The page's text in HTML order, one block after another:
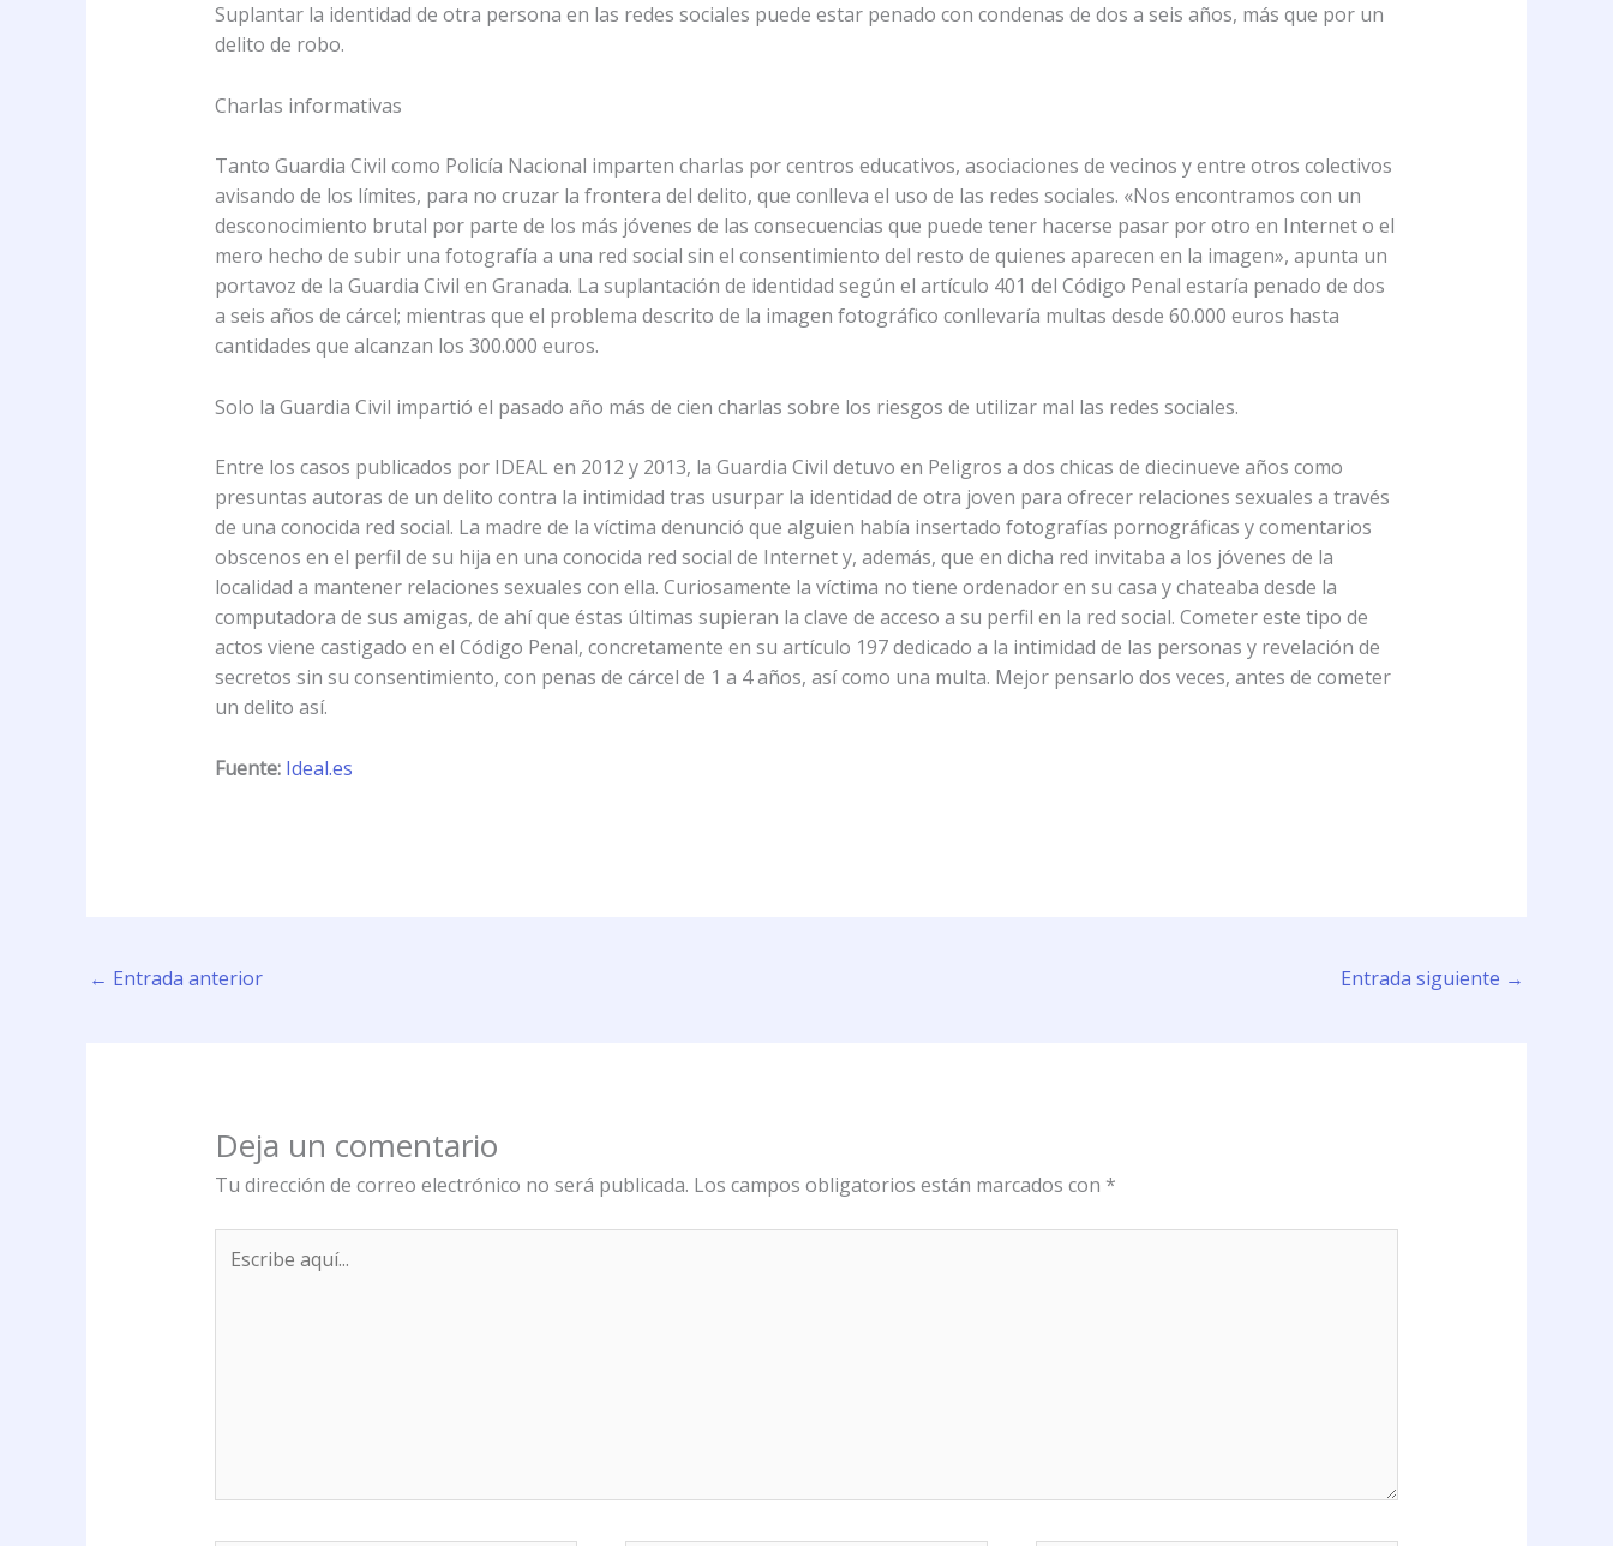
Suplantar la identidad de otra persona en las redes sociales puede estar penado con condenas de dos a seis años, más que por un
delito de robo.
Charlas informativas
Tanto Guardia Civil como Policía Nacional imparten charlas por centros educativos, asociaciones de vecinos y entre otros colectivos
avisando de los límites, para no cruzar la frontera del delito, que conlleva el uso de las redes sociales. «Nos encontramos con un
desconocimiento brutal por parte de los más jóvenes de las consecuencias que puede tener hacerse pasar por otro en Internet o el
mero hecho de subir una fotografía a una red social sin el consentimiento del resto de quienes aparecen en la imagen», apunta un
portavoz de la Guardia Civil en Granada. La suplantación de identidad según el artículo 401 del Código Penal estaría penado de dos
a seis años de cárcel; mientras que el problema descrito de la imagen fotográfico conllevaría multas desde 60.000 euros hasta
cantidades que alcanzan los 300.000 euros.
Solo la Guardia Civil impartió el pasado año más de cien charlas sobre los riesgos de utilizar mal las redes sociales.
Entre los casos publicados por IDEAL en 2012 y 2013, la Guardia Civil detuvo en Peligros a dos chicas de diecinueve años como
presuntas autoras de un delito contra la intimidad tras usurpar la identidad de otra joven para ofrecer relaciones sexuales a través
de una conocida red social. La madre de la víctima denunció que alguien había insertado fotografías pornográficas y comentarios
obscenos en el perfil de su hija en una conocida red social de Internet y, además, que en dicha red invitaba a los jóvenes de la
localidad a mantener relaciones sexuales con ella. Curiosamente la víctima no tiene ordenador en su casa y chateaba desde la
computadora de sus amigas, de ahí que éstas últimas supieran la clave de acceso a su perfil en la red social. Cometer este tipo de
actos viene castigado en el Código Penal, concretamente en su artículo 197 dedicado a la intimidad de las personas y revelación de
secretos sin su consentimiento, con penas de cárcel de 1 a 4 años, así como una multa. Mejor pensarlo dos veces, antes de cometer
un delito así.
Fuente: Ideal.es
← Entrada anterior Entrada siguiente →
Deja un comentario
Tu dirección de correo electrónico no será publicada. Los campos obligatorios están marcados con *
aquí...